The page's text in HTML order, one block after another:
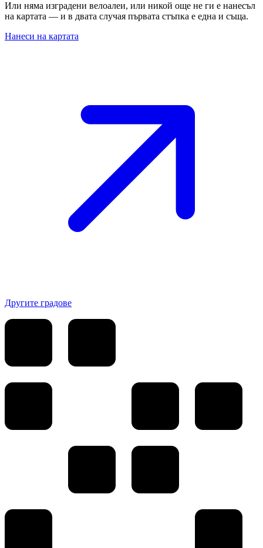
Или няма изградени велоалеи, или никой още не ги е нанесъл
на картата — и в двата случая първата стъпка е една и съща.
Нанеси на картата
Другите градове